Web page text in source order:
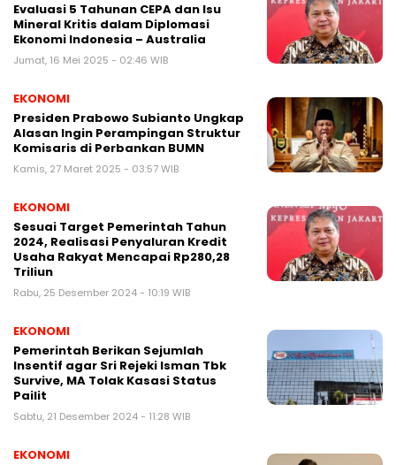
Evaluasi 5 Tahunan CEPA dan Isu
Mineral Kritis dalam Diplomasi
Ekonomi Indonesia – Australia
Jumat, 16 Mei 2025 - 02:46 WIB
EKONOMI
Presiden Prabowo Subianto Ungkap
Alasan Ingin Perampingan Struktur
Komisaris di Perbankan BUMN
Kamis, 27 Maret 2025 - 03:57 WIB
EKONOMI
Sesuai Target Pemerintah Tahun
2024, Realisasi Penyaluran Kredit
Usaha Rakyat Mencapai Rp280,28
Triliun
Rabu, 25 Desember 2024 - 10:19 WIB
EKONOMI
Pemerintah Berikan Sejumlah
Insentif agar Sri Rejeki Isman Tbk
Survive, MA Tolak Kasasi Status
Pailit
Sabtu, 21 Desember 2024 - 11:28 WIB
EKONOMI